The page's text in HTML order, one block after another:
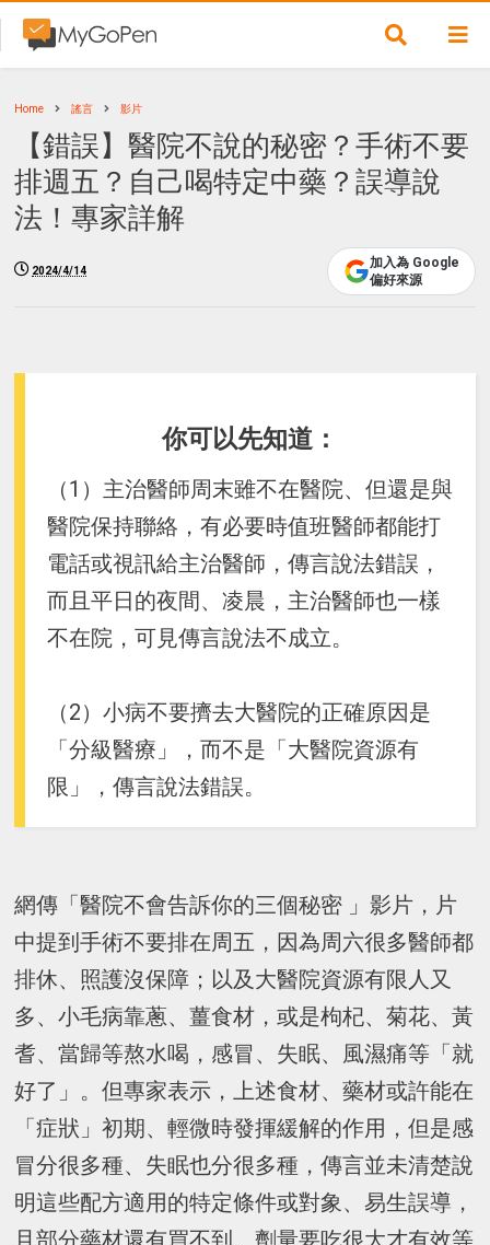
Home 謠言 影片
【錯誤】醫院不說的秘密？手術不要
排週五？自己喝特定中藥？誤導說
法！專家詳解
2024/4/14
加入為 Google
偏好來源
你可以先知道：
（1）主治醫師周末雖不在醫院、但還是與
醫院保持聯絡，有必要時值班醫師都能打
電話或視訊給主治醫師，傳言說法錯誤，
而且平日的夜間、凌晨，主治醫師也一樣
不在院，可見傳言說法不成立。
（2）小病不要擠去大醫院的正確原因是
「分級醫療」，而不是「大醫院資源有
限」，傳言說法錯誤。
網傳「醫院不會告訴你的三個秘密 」影片，片
中提到手術不要排在周五，因為周六很多醫師都
排休、照護沒保障；以及大醫院資源有限人又
多、小毛病靠蔥、薑食材，或是枸杞、菊花、黃
耆、當歸等熬水喝，感冒、失眠、風濕痛等「就
好了」。但專家表示，上述食材、藥材或許能在
「症狀」初期、輕微時發揮緩解的作用，但是感
冒分很多種、失眠也分很多種，傳言並未清楚說
明這些配方適用的特定條件或對象、易生誤導，
且部分藥材還有買不到、劑量要吃很大才有效等